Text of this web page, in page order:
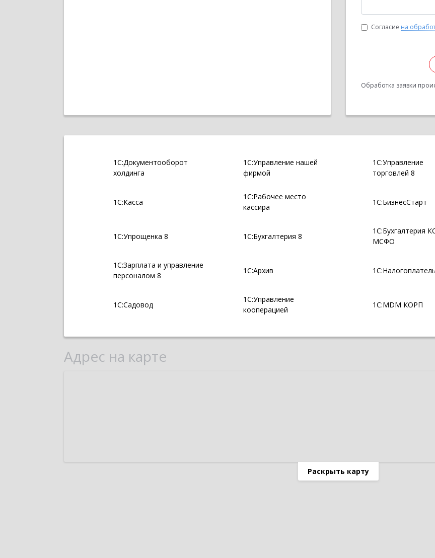
Согласие на
Обработка заявки
1С:Документооборот
холдинга
1С:Управление нашей
фирмой
1С:Управление
торговлей 8
1С:Касса
1С:Рабочее место
кассира
1С:БизнесСтарт
1С:Упрощенка 8 1С:Бухгалтерия 8
1С:Бухгалтерия
МСФО
1С:Зарплата и управление
персоналом 8
1С:Архив
1С:Садовод
1С:Управление
кооперацией
1С:MDM КОРП
Адрес на карте
Раскрыть карту